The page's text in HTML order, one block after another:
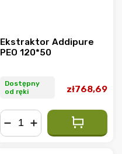
Ekstraktor Addipure
PEO 120*50
Dostępny
od ręki
zł768,69